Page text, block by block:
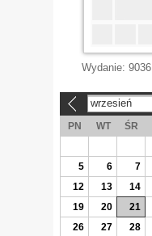
Wydanie: 9036
wrzesień
PN WT ŚR
5
6 7
12
13 14
19
20 21
26
27 28